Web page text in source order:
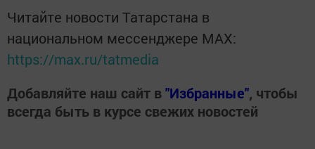
Читайте новости Татарстана в
национальном мессенджере MАХ:
https://max.ru/tatmedia
Добавляйте наш сайт в"Избранные", чтобы
всегда быть в курсе свежих новостей